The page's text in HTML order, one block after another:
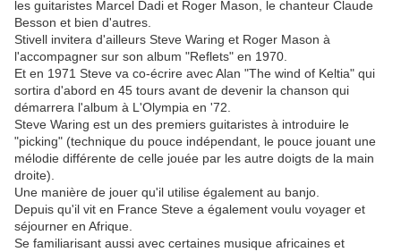
les guitaristes Marcel Dadi et Roger Mason, le chanteur Claude
Besson et bien d'autres.
Stivell invitera d'ailleurs Steve Waring et Roger Mason à
l'accompagner sur son album "Reflets" en 1970.
Et en 1971 Steve va co-écrire avec Alan "The wind of Keltia" qui
sortira d'abord en 45 tours avant de devenir la chanson qui
démarrera l'album à L'Olympia en '72.
Steve Waring est un des premiers guitaristes à introduire le
"picking" (technique du pouce indépendant, le pouce jouant une
mélodie différente de celle jouée par les autre doigts de la main
droite).
Une manière de jouer qu'il utilise également au banjo.
Depuis qu'il vit en France Steve a également voulu voyager et
séjourner en Afrique.
Se familiarisant aussi avec certaines musique africaines et